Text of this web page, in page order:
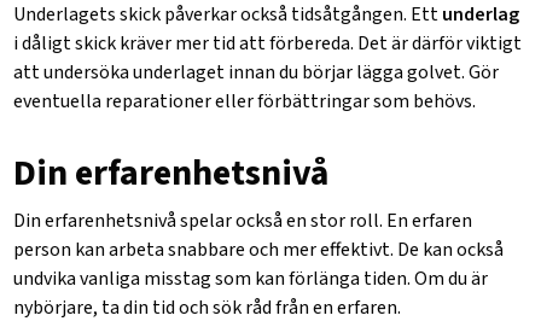
Underlagets skick påverkar också tidsåtgången. Ettunderlag
i dåligt skick kräver mer tid att förbereda. Det är därför viktigt
att undersöka underlaget innan du börjar lägga golvet. Gör
eventuella reparationer eller förbättringar som behövs.
Din erfarenhetsnivå
Dinerfarenhetsnivåspelar också en stor roll. En erfaren
person kan arbeta snabbare och mer effektivt. De kan också
undvika vanliga misstag som kan förlänga tiden. Om du är
nybörjare, ta din tid och sök råd från en erfaren.